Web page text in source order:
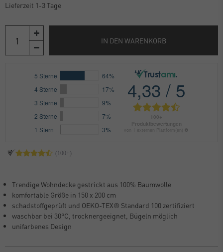
Lieferzeit 1-3 Tage
IN DEN WARENKORB
Trendige Wohndecke gestrickt aus 100% Baumwolle
komfortable Größe in 150 x 200 cm
schadstoffgeprüft und OEKO-TEX® Standard 100 zertifiziert
waschbar bei 30°C, trocknergeeignet, Bügeln möglich
unifarbenes Design